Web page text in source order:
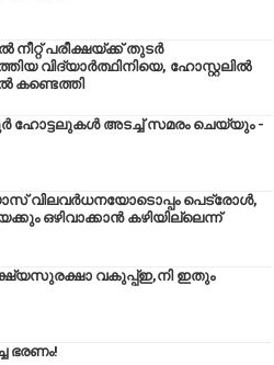
നീറ്റ് പരീക്ഷയ്ക്ക് തുടർ
വിദ്യാർത്ഥിനിയെ, ഹോസ്റ്റലിൽ
കണ്ടെത്തി
ഹോട്ടലുകൾ അടച്ച് സമരം ചെയ്യും -
വിലവർധനയോടൊപ്പം പെട്രോൾ,
ഒഴിവാക്കാന്‍ കഴിയില്ലെന്ന്
വകുപ്പ്ഇ,നി ഇതും
ഭരണം!